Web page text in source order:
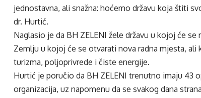
jednostavna, ali snažna: hoćemo državu koja štiti
dr. Hurtić.
Naglasio je da BH ZELENI žele državu u kojoj će
Zemlju u kojoj će se otvarati nova radna mjesta,
turizma, poljoprivrede i čiste energije.
Hurtić je poručio da BH ZELENI trenutno imaju 43
organizacija, uz napomenu da se svakog dana